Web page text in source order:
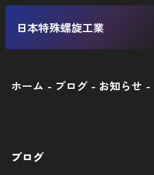
日本特殊螺旋工業
ホーム ブログ お知らせ
ブログ